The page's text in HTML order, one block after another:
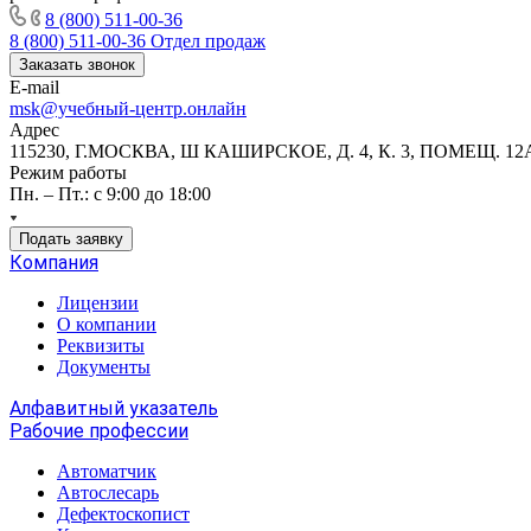
8 (800) 511-00-36
8 (800) 511-00-36 Отдел продаж
Заказать звонок
E-mail
msk@учебный-центр.онлайн
Адрес
115230, Г.МОСКВА, Ш КАШИРСКОЕ, Д. 4, К. 3, ПОМЕЩ.
Режим работы
Пн. – Пт.: с 9:00 до 18:00
Подать заявку
Компания
Лицензии
О компании
Реквизиты
Документы
Алфавитный указатель
Рабочие профессии
Автоматчик
Автослесарь
Дефектоскопист